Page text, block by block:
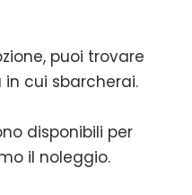
puoi trovare
cui sbarcherai.
disponibili per
il noleggio.